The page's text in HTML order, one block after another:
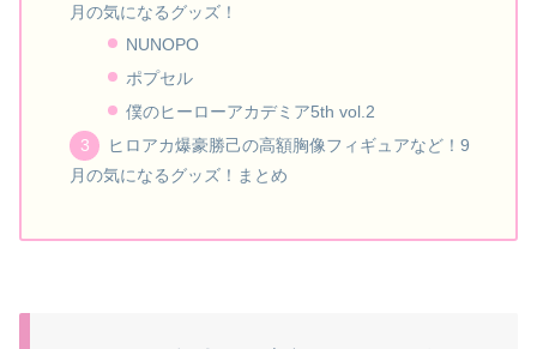
月の気になるグッズ！
NUNOPO
ポプセル
僕のヒーローアカデミア5th vol.2
ヒロアカ爆豪勝己の高額胸像フィギュアなど！9
月の気になるグッズ！まとめ